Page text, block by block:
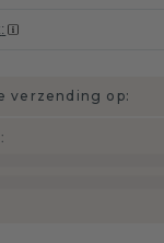
:
verzending op:
: